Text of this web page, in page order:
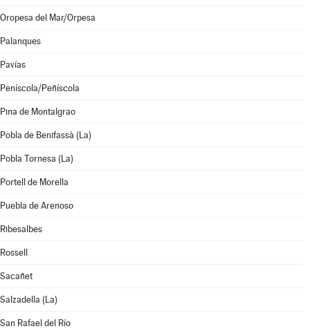
Oropesa del Mar/Orpesa
Palanques
Pavías
Peníscola/Peñíscola
Pina de Montalgrao
Pobla de Benifassà (La)
Pobla Tornesa (La)
Portell de Morella
Puebla de Arenoso
Ribesalbes
Rossell
Sacañet
Salzadella (La)
San Rafael del Río